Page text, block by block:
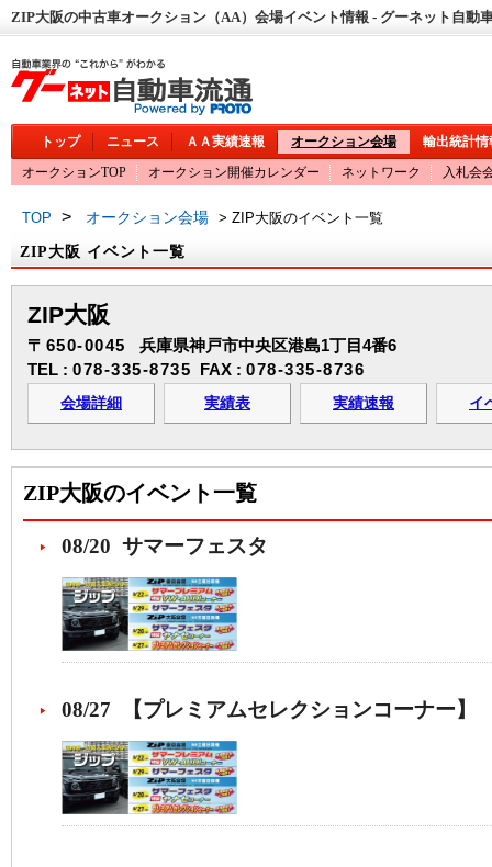
ZIP大阪の中古車オークション（AA）会場イベント情報 - グーネット自動
トップ ニュース ＡＡ実績速報 オークション会場
輸出統計情
オークションTOP
オークション開催カレンダー ネットワーク 入札会
TOP > オークション会場 > ZIP大阪のイベント一覧
ZIP大阪 イベント一覧
ZIP大阪
〒650-0045 兵庫県神戸市中央区港島1丁目4番6
TEL : 078-335-8735 FAX :078-335-8736
会場詳細 実績表 実績速報 イ
ZIP大阪のイベント一覧
08/20 サマーフェスタ
08/27 【プレミアムセレクションコーナー】